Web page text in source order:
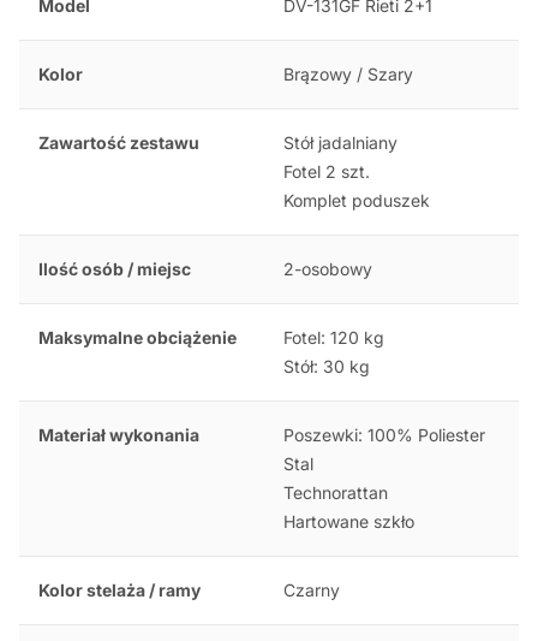
Model DV-131GF Rieti 2+1
Kolor Brązowy / Szary
Zawartość zestawu
Stół jadalniany
Fotel 2 szt.
Komplet poduszek
Ilość osób / miejsc 2-osobowy
Maksymalne obciążenie
Fotel: 120 kg
Stół: 30 kg
Materiał wykonania
Poszewki: 100% Poliester
Stal
Technorattan
Hartowane szkło
Kolor stelaża / ramy Czarny